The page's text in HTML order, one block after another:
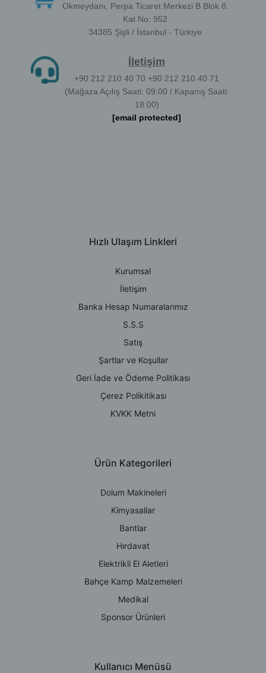
Okmeydanı, Perpa Ticaret Merkezi B Blok 8.
Kat No: 952
34385 Şişli / İstanbul - Türkiye
İletişim
+90 212 210 40 70 +90 212 210 40 71
(Mağaza Açılış Saati: 09:00 / Kapanış Saati:
18:00)
[email protected]
Hızlı Ulaşım Linkleri
Kurumsal
İletişim
Banka Hesap Numaralarımız
S.S.S
Satış
Şartlar ve Koşullar
Geri İade ve Ödeme Politikası
Çerez Polikitikası
KVKK Metni
Ürün Kategorileri
Dolum Makineleri
Kimyasallar
Bantlar
Hırdavat
Elektrikli El Aletleri
Bahçe Kamp Malzemeleri
Medikal
Sponsor Ürünleri
Kullanıcı Menüsü